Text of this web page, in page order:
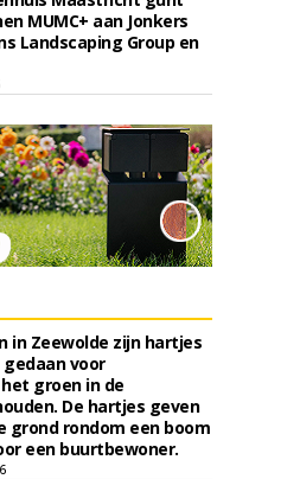
MUMC+ aan Jonkers
Landscaping Group en
in Zeewolde zijn hartjes
voor
groen in de
De hartjes geven
grond rondom een boom
een buurtbewoner.